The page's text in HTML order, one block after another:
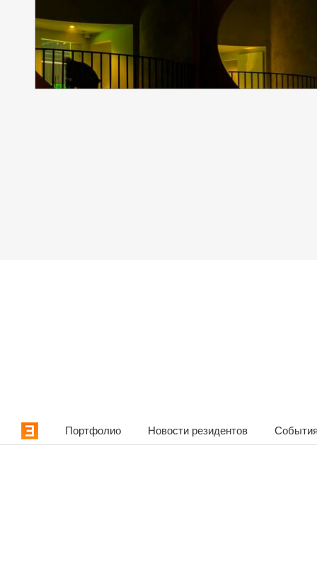
Портфолио Новости резидентов